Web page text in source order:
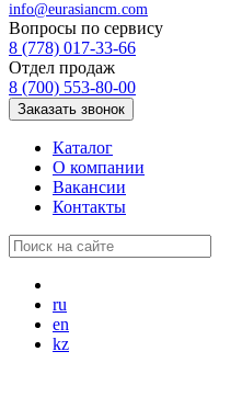
info@eurasiancm.com
Вопросы по сервису
8 (778) 017-33-66
Отдел продаж
8 (700) 553-80-00
Заказать звонок
Каталог
О компании
Вакансии
Контакты
ru
en
kz